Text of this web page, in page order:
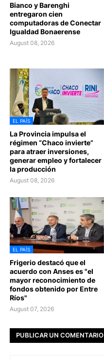
Bianco y Barenghi
entregaron cien
computadoras de Conectar
Igualdad Bonaerense
August 08, 2026
EL PAÍS
La Provincia impulsa el
régimen “Chaco invierte”
para atraer inversiones,
generar empleo y fortalecer
la producción
August 08, 2026
EL PAÍS
Frigerio destacó que el
acuerdo con Anses es "el
mayor reconocimiento de
fondos obtenido por Entre
Ríos"
August 07, 2026
PUBLICAR UN COMENTARIO